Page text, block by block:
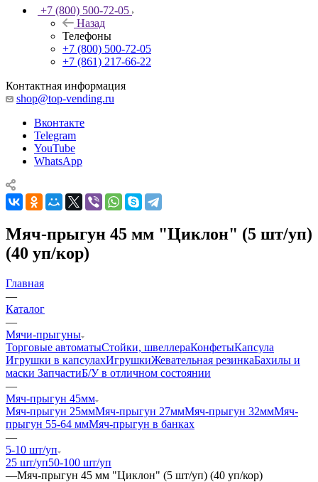
+7 (800) 500-72-05
Назад
Телефоны
+7 (800) 500-72-05
+7 (861) 217-66-22
Контактная информация
shop@top-vending.ru
Вконтакте
Telegram
YouTube
WhatsApp
Мяч-прыгун 45 мм "Циклон" (5 шт/уп)
(40 уп/кор)
Главная
—
Каталог
—
Мячи-прыгуны
Торговые автоматыСтойки, швеллераКонфетыКапсула
Игрушки в капсулахИгрушкиЖевательная резинкаБахилы и
маски ЗапчастиБ/У в отличном состоянии
—
Мяч-прыгун 45мм
Мяч-прыгун 25ммМяч-прыгун 27ммМяч-прыгун 32ммМяч-
прыгун 55-64 ммМяч-прыгун в банках
—
5-10 шт/уп
25 шт/уп50-100 шт/уп
—Мяч-прыгун 45 мм "Циклон" (5 шт/уп) (40 уп/кор)